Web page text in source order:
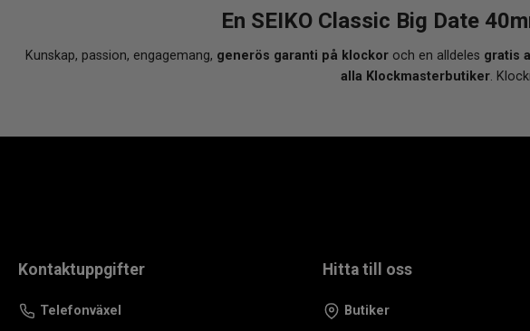
En SEIKO Classic Big Date
Kunskap, passion, engagemang, generös garanti på klockor och en alldeles gratis
alla Klockmasterbutiker.
Kontaktuppgifter
Telefonväxel
Hitta till oss
Butiker